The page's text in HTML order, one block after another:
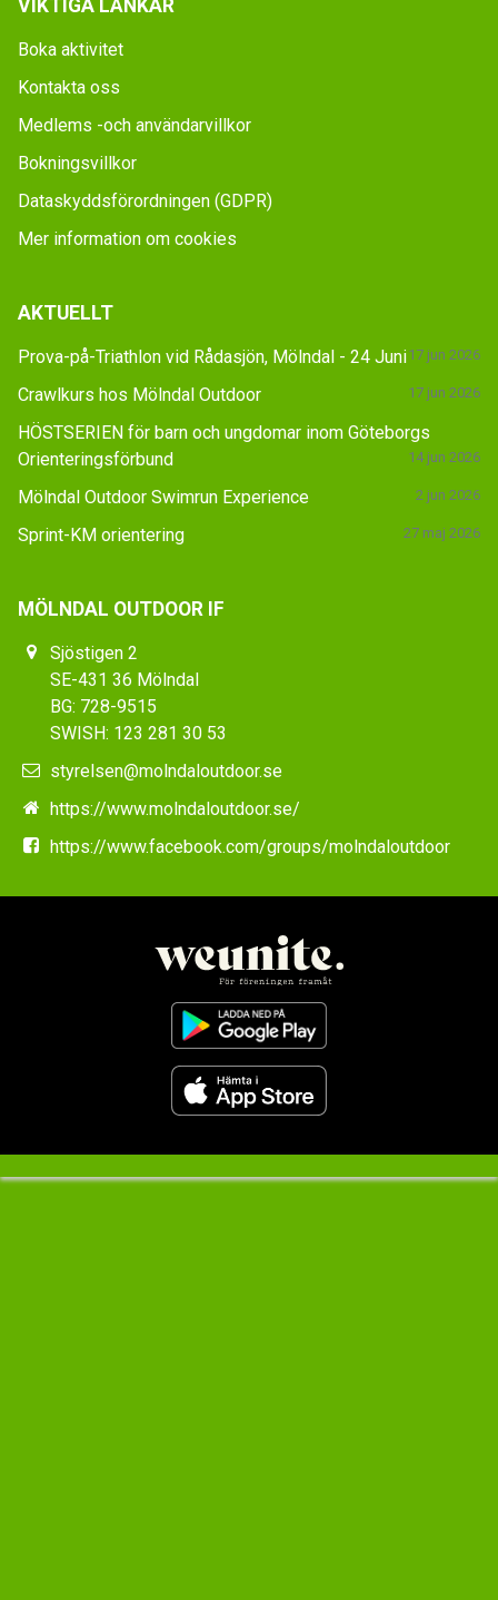
VIKTIGA LÄNKAR
Boka aktivitet
Kontakta oss
Medlems -och användarvillkor
Bokningsvillkor
Dataskyddsförordningen (GDPR)
Mer information om cookies
AKTUELLT
Prova-på-Triathlon vid Rådasjön, Mölndal - 24 Juni17 jun 2026
Crawlkurs hos Mölndal Outdoor 17 jun 2026
HÖSTSERIEN för barn och ungdomar inom Göteborgs
Orienteringsförbund
14 jun 2026
Mölndal Outdoor Swimrun Experience 2 jun 2026
Sprint-KM orientering 27 maj 2026
MÖLNDAL OUTDOOR IF
Sjöstigen 2
SE-431 36 Mölndal
BG: 728-9515
SWISH: 123 281 30 53
styrelsen@molndaloutdoor.se
https://www.molndaloutdoor.se/
https://www.facebook.com/groups/molndaloutdoor